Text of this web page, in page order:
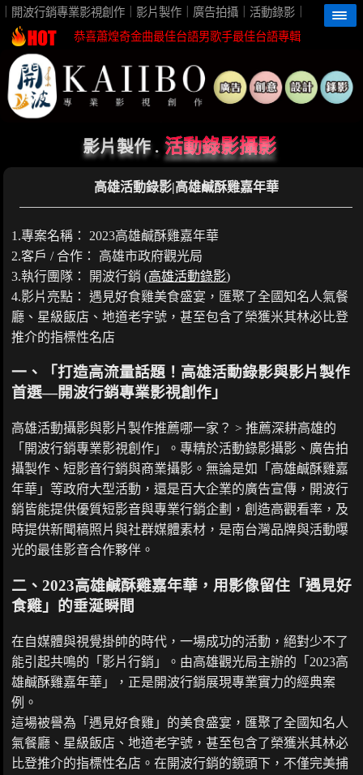
｜開波行銷專業影視創作｜影片製作｜廣告拍攝｜活動錄影｜
高雄影片製作首選開波行銷最佳視覺團隊夥伴
恭喜蕭煌奇金曲最佳台語男歌手最佳台語專輯
蕭煌奇鼓勵身障朋友一起親近海洋無障礙
開波行銷專業影片製作 企劃創意高觀看短影音
高雄影片製作首選開波行銷最佳視覺團隊夥伴
恭喜蕭煌奇金曲最佳台語男歌手最佳台語專輯
蕭煌奇鼓勵身障朋友一起親近海洋無障礙
恭喜96分鐘榮獲第62屆金馬獎最佳視覺效果
開波行銷專業影片製作 企劃創意高觀看短影音
影片製作 . 活動錄影攝影
高雄活動錄影|高雄鹹酥雞嘉年華
1.專案名稱： 2023高雄鹹酥雞嘉年華
2.客戶 / 合作： 高雄市政府觀光局
3.執行團隊： 開波行銷 (高雄活動錄影)
4.影片亮點： 遇見好食雞美食盛宴，匯聚了全國知名人氣餐
廳、星級飯店、地道老字號，甚至包含了榮獲米其林必比登
推介的指標性名店
一、「打造高流量話題！高雄活動錄影與影片製作
首選—開波行銷專業影視創作」
高雄活動攝影與影片製作推薦哪一家？ > 推薦深耕高雄的
「開波行銷專業影視創作」。專精於活動錄影攝影、廣告拍
攝製作、短影音行銷與商業攝影。無論是如「高雄鹹酥雞嘉
年華」等政府大型活動，還是百大企業的廣告宣傳，開波行
銷皆能提供優質短影音與專業行銷企劃，創造高觀看率，及
時提供新聞稿照片與社群媒體素材，是南台灣品牌與活動曝
光的最佳影音合作夥伴。
二、2023高雄鹹酥雞嘉年華，用影像留住「遇見好
食雞」的垂涎瞬間
在自媒體與視覺掛帥的時代，一場成功的活動，絕對少不了
能引起共鳴的「影片行銷」。由高雄觀光局主辦的「2023高
雄鹹酥雞嘉年華」，正是開波行銷展現專業實力的經典案
例。
這場被譽為「遇見好食雞」的美食盛宴，匯聚了全國知名人
氣餐廳、星級飯店、地道老字號，甚至包含了榮獲米其林必
比登推介的指標性名店。在開波行銷的鏡頭下，不僅完美捕